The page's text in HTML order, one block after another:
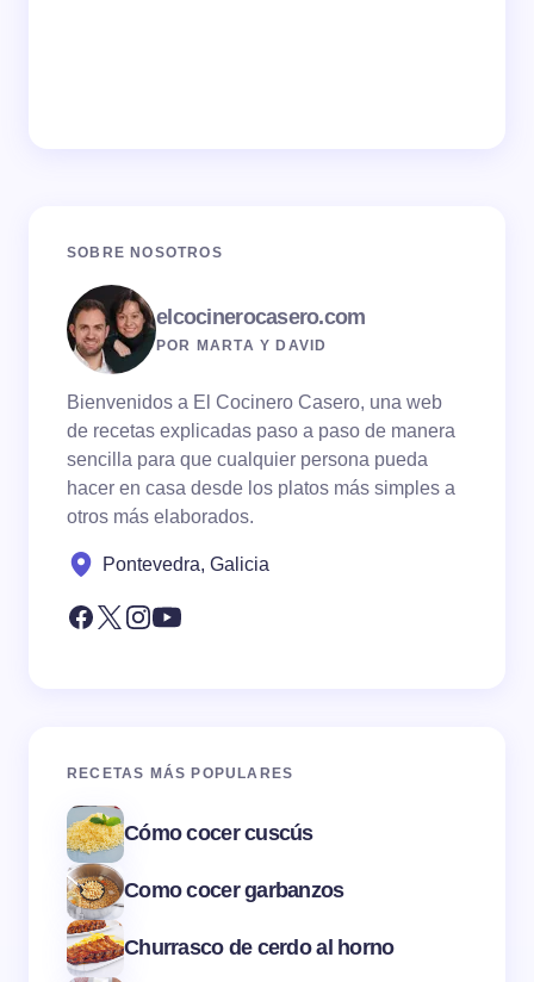
SOBRE NOSOTROS
elcocinerocasero.com
POR MARTA Y DAVID
Bienvenidos a El Cocinero Casero, una web
de recetas explicadas paso a paso de manera
sencilla para que cualquier persona pueda
hacer en casa desde los platos más simples a
otros más elaborados.
Pontevedra, Galicia
RECETAS MÁS POPULARES
Cómo cocer cuscús
Como cocer garbanzos
Churrasco de cerdo al horno